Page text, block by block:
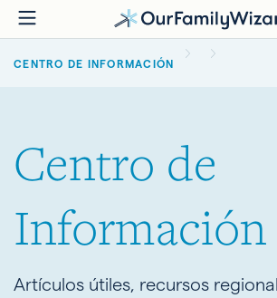
Pasar
al
contenido
BREADCRUMB
CENTRO DE INFORMACIÓN
Centro de
Información
Artículos útiles, recursos